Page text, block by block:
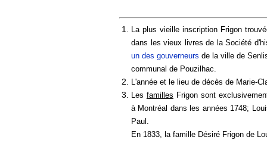
La plus vieille inscription Frigon
dans les vieux livres de la Société
un des gouverneurs de la ville de
communal de Pouzilhac.
L'année et le lieu de décès de Marie-
Les familles Frigon sont
à Montréal dans les années 1748;
Paul.
En 1833, la famille Désiré Frigon de